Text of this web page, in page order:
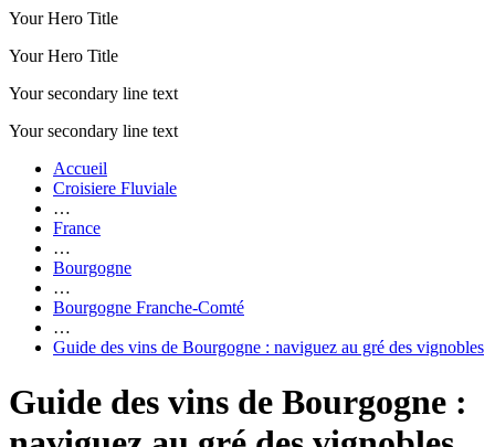
Your Hero Title
Your Hero Title
Your secondary line text
Your secondary line text
Accueil
Croisiere Fluviale
…
France
…
Bourgogne
…
Bourgogne Franche-Comté
…
Guide des vins de Bourgogne : naviguez au gré des vignobles
Guide des vins de Bourgogne :